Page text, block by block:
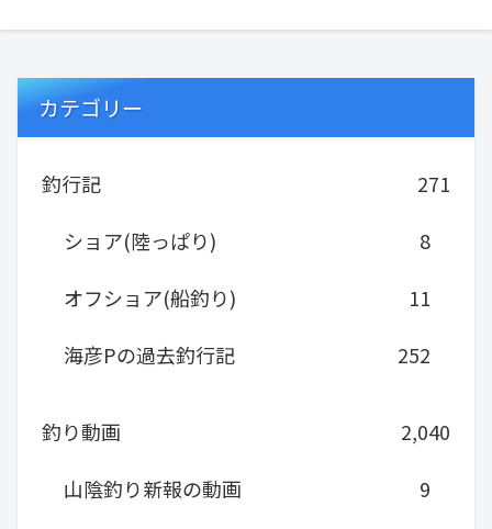
カテゴリー
釣行記
271
ショア(陸っぱり)
8
オフショア(船釣り)
11
海彦Pの過去釣行記
252
釣り動画
2,040
山陰釣り新報の動画
9